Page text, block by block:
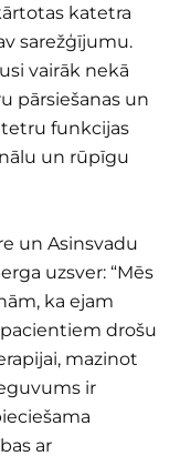
katetra
sarežģījumu.
vairāk nekā
pārsiešanas un
funkcijas
un rūpīgu
un Asinsvadu
uzsver: “Mēs
ka ejam
drošu
mazinot
ir
ar